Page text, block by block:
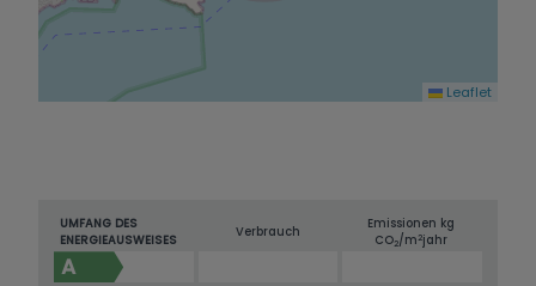
Leaflet
UMFANG DES
ENERGIEAUSWEISES
Verbrauch
Emissionen kg
CO2/m2jahr
A